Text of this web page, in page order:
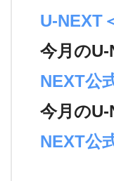
U-NEXT
今月の
NEXT公
今月の
NEXT公